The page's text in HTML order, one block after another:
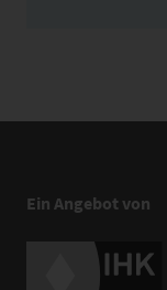
Ein Angebot von